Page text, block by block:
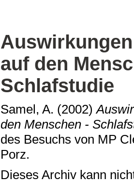
auf den
Schlafstudie
Samel, A. (2002)
den Menschen -
des Besuchs von MP
Porz.
Dieses Archiv kann